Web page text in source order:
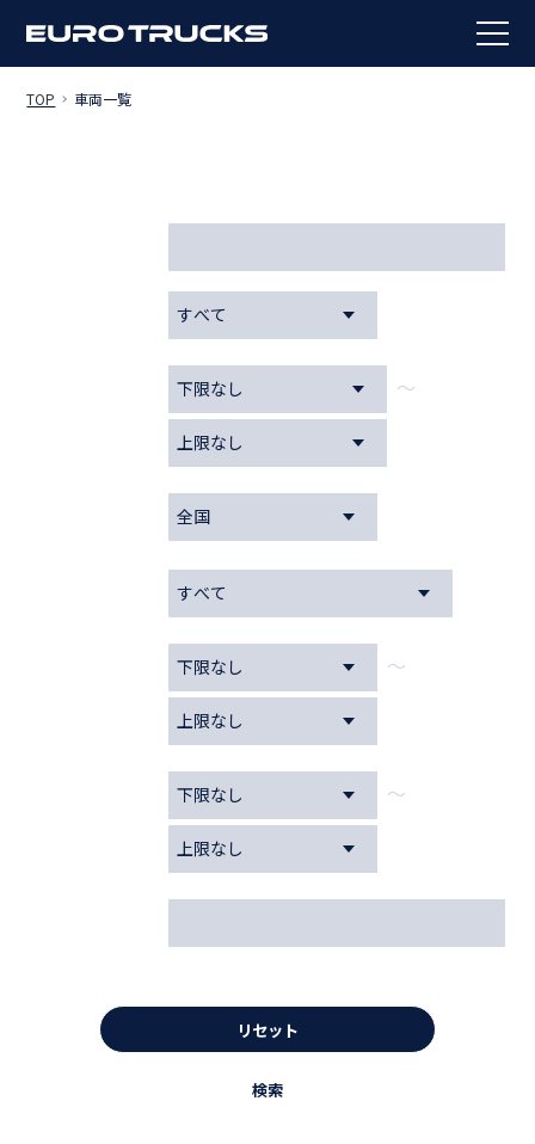
TOP 車両一覧
～
～
～